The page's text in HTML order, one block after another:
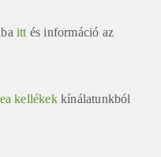
itt és információ az
kellékek kínálatunkból